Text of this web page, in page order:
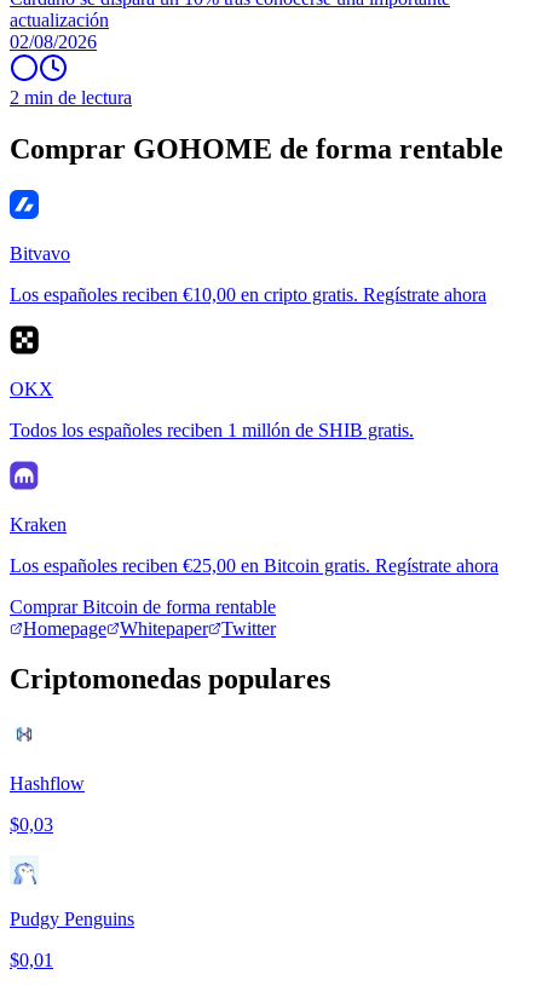
actualización
02/08/2026
2 min de lectura
Comprar GOHOME de forma rentable
Bitvavo
Los españoles reciben €10,00 en cripto gratis. Regístrate ahora
OKX
Todos los españoles reciben 1 millón de SHIB gratis.
Kraken
Los españoles reciben €25,00 en Bitcoin gratis. Regístrate ahora
Comprar Bitcoin de forma rentable
Homepage
Whitepaper Twitter
Criptomonedas populares
Hashflow
$0,03
Pudgy Penguins
$0,01